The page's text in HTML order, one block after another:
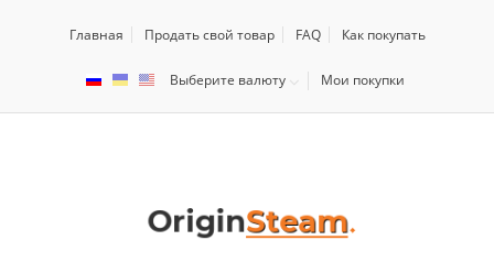
Главная Продать свой товар FAQ Как покупать
Выберите валюту Мои покупки